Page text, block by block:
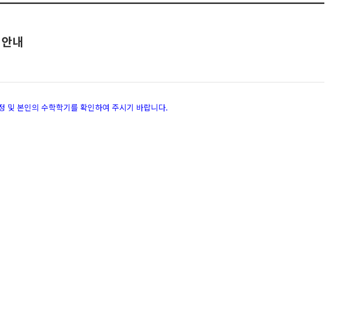
내
및 본인의 수학학기를 확인하여 주시기 바랍니다.